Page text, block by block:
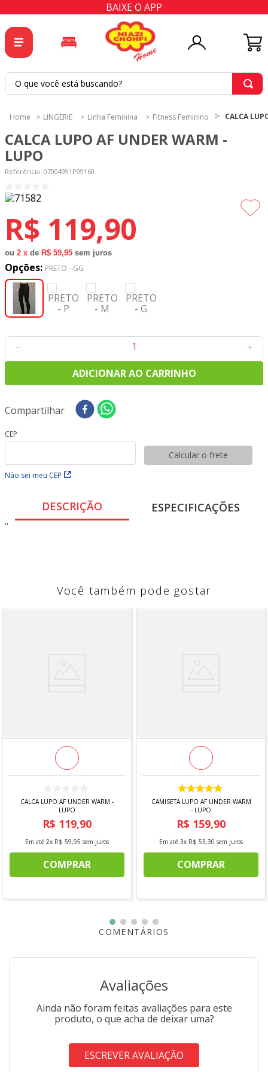
BAIXE O APP
O que você está buscando?
LINGERIE Linha Feminina Fitness Feminino CALCA
CALCA LUPO AF UNDER WARM -
LUPO
Referência: 07004991P99160
R$ 119,90
ou 2 x de R$ 59,95 sem juros
Opções: PRETO - GG
＋
－
ADICIONAR AO CARRINHO
Compartilhar
CEP
Não sei meu CEP
Calcular o frete
DESCRIÇÃO ESPECIFICAÇÕES
"
Você também pode gostar
CALCA LUPO AF UNDER WARM -
LUPO
R$ 119,90
Em até 2x R$ 59,95 sem juros
COMPRAR
CAMISETA LUPO AF UNDER WARM
- LUPO
R$ 159,90
Em até 3x R$ 53,30 sem juros
COMPRAR
COMENTÁRIOS
Avaliações
Ainda não foram feitas avaliações para este
produto, o que acha de deixar uma?
ESCREVER AVALIAÇÃO
2º
tapete
cortina
6º
tecido tricoline
7 º
percal
8º
tricoline digital
9 º
tecido oxford
10º toalha mesa